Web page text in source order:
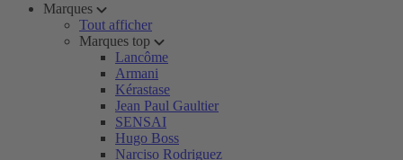
Marques
Tout afficher
Marques top
Lancôme
Armani
Kérastase
Jean Paul Gaultier
SENSAI
Hugo Boss
Narciso Rodriguez